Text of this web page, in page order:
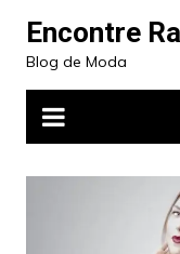
para
conteúdo
Encontre
Blog de Moda